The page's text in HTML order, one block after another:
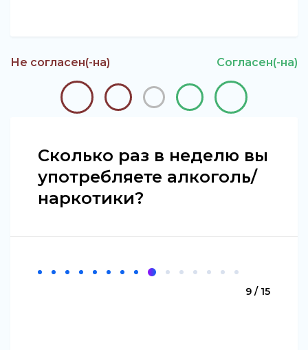
Не согласен(-на) Согласен(-на)
Сколько раз в неделю вы
употребляете алкоголь/
наркотики?
9 / 15